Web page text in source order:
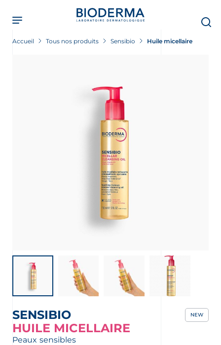
main
content
Accueil Tous nos produits Sensibio Huile micellaire
SENSIBIO
HUILE MICELLAIRE
NEW
Peaux sensibles